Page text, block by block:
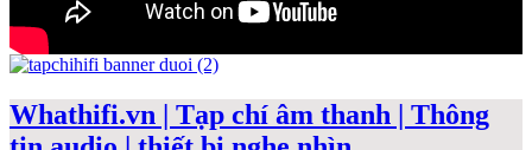
Whathifi.vn | Tạp chí âm thanh | Thông